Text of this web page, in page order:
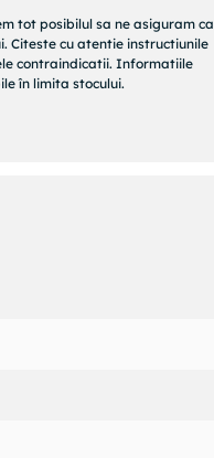
tot posibilul sa ne asiguram ca
Citeste cu atentie instructiunile
contraindicatii. Informatiile
în limita stocului.